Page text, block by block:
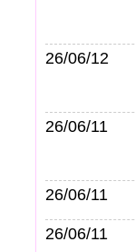
26/06/12
26/06/11
26/06/11
26/06/11